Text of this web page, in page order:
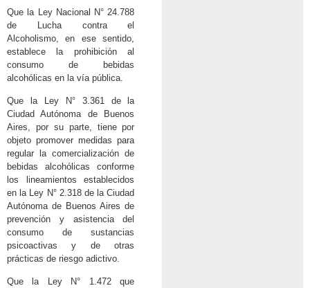
Que la Ley Nacional N° 24.788
de Lucha contra el
Alcoholismo, en ese sentido,
establece la prohibición al
consumo de bebidas
alcohólicas en la vía pública.
Que la Ley N° 3.361 de la
Ciudad Autónoma de Buenos
Aires, por su parte, tiene por
objeto promover medidas para
regular la comercialización de
bebidas alcohólicas conforme
los lineamientos establecidos
en la Ley N° 2.318 de la Ciudad
Autónoma de Buenos Aires de
prevención y asistencia del
consumo de sustancias
psicoactivas y de otras
prácticas de riesgo adictivo.
Que la Ley N° 1.472 que